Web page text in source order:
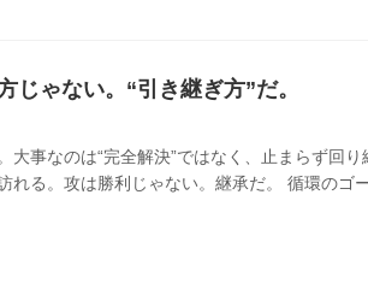
ゃない。“引き継ぎ方”だ。
事なのは“完全解決”ではなく、止まらず回
れる。攻は勝利じゃない。継承だ。 循環のゴ